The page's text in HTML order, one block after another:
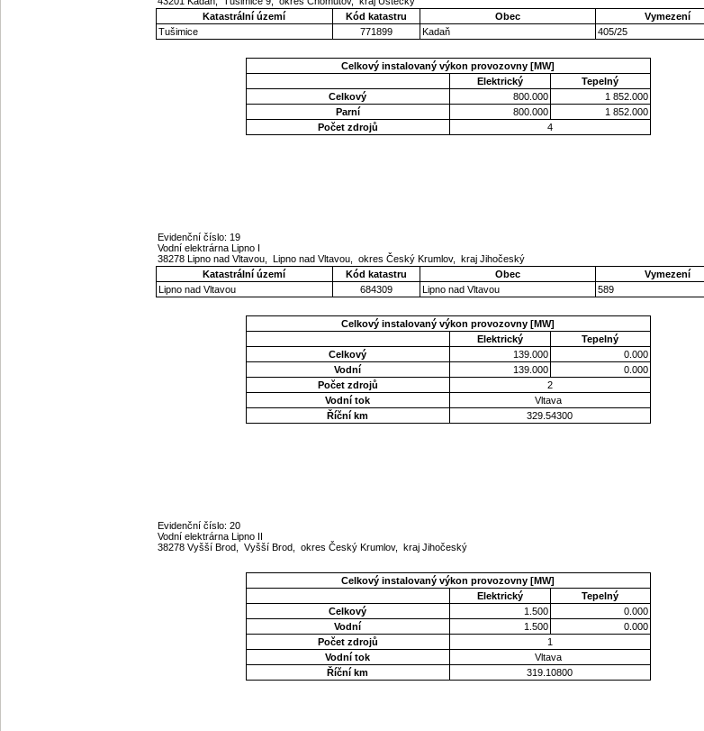
Katastrální území
Kód katastru Obec
Vymezení
Tušimice
771899 Kadaň 405/25
Celkový instalovaný výkon provozovny [MW]
Elektrický
Tepelný
Celkový
800.000
1 852.000
Parní
800.000
1 852.000
Počet zdrojů
4
Evidenční číslo: 19
Vodní elektrárna Lipno I
38278 Lipno nad Vltavou, Lipno nad Vltavou, okres Český Krumlov, kraj Jihočeský
Katastrální území
Kód katastru Obec
Vymezení
Lipno nad Vltavou
684309 Lipno nad Vltavou 589
Celkový instalovaný výkon provozovny [MW]
Elektrický
Tepelný
Celkový
139.000
0.000
Vodní
139.000
0.000
Počet zdrojů
2
Vodní tok
Vltava
Říční km
329.54300
Evidenční číslo: 20
Vodní elektrárna Lipno II
38278 Vyšší Brod, Vyšší Brod, okres Český Krumlov, kraj Jihočeský
Celkový instalovaný výkon provozovny [MW]
Elektrický
Tepelný
Celkový
1.500
0.000
Vodní
1.500
0.000
Počet zdrojů
1
Vodní tok
Vltava
Říční km
319.10800